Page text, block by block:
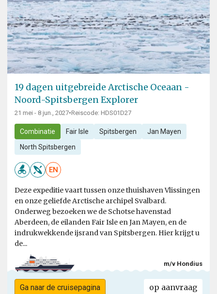
19 dagen uitgebreide Arctische Oceaan -
Noord-Spitsbergen Explorer
21 mei - 8 jun., 2027•Reiscode: HDS01D27
Combinatie Fair Isle Spitsbergen Jan Mayen
North Spitsbergen
EN
Deze expeditie vaart tussen onze thuishaven Vlissingen
en onze geliefde Arctische archipel Svalbard.
Onderweg bezoeken we de Schotse havenstad
Aberdeen, de eilanden Fair Isle en Jan Mayen, en de
indrukwekkende ijsrand van Spitsbergen. Hier krijgt u
de...
m/v Hondius
Ga naar de cruisepagina op aanvraag